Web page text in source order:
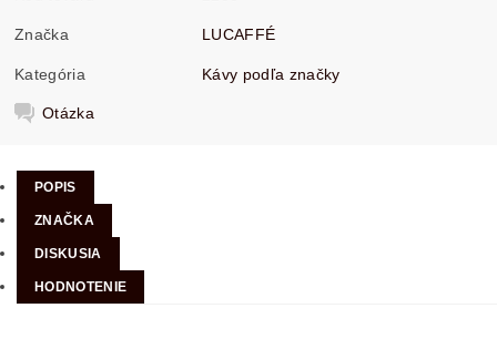
Značka LUCAFFÉ
Kategória Kávy podľa značky
Otázka
POPIS
ZNAČKA
DISKUSIA
HODNOTENIE